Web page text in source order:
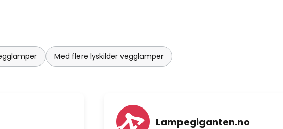
Med flere lyskilder vegglamper
Lampegiganten.no